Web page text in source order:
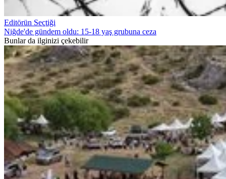
Editörün Seçtiği
Niğde'de gündem oldu: 15-18 yaş grubuna ceza
Bunlar da ilginizi çekebilir